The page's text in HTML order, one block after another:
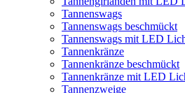
Tannenswags
Tannenswags beschmückt
Tannenswags mit LED
Tannenkränze
Tannenkränze beschmückt
Tannenkränze mit LED
Tannenzweige